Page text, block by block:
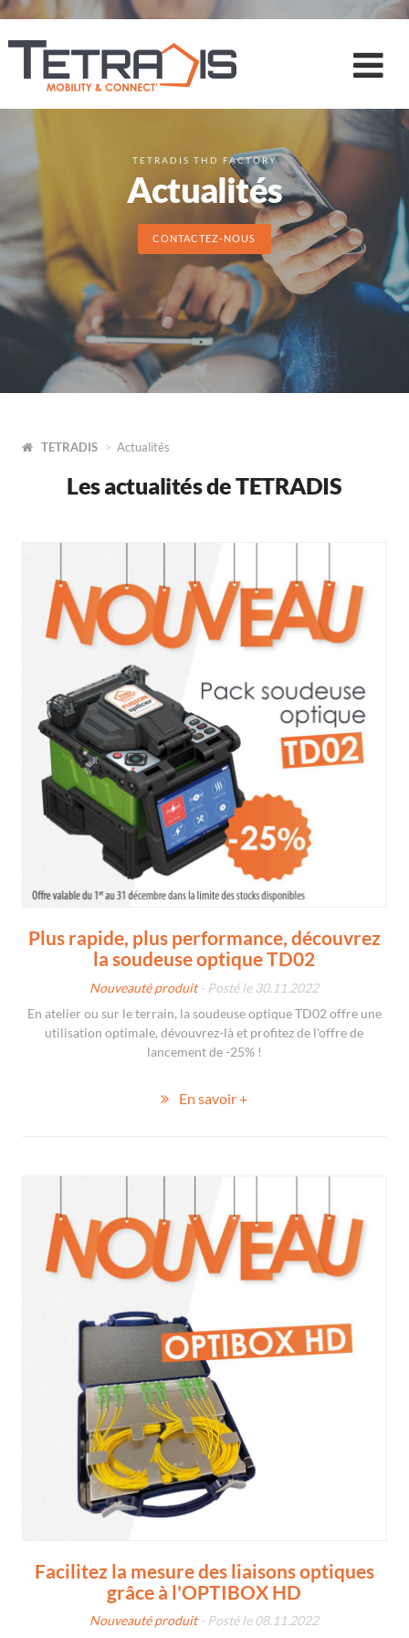
TETRADIS THD FACTORY
Actualités
CONTACTEZ-NOUS
TETRADIS Actualités
Les actualités de TETRADIS
Plus rapide, plus performance, découvrez
la soudeuse optique TD02
Nouveauté produit- Posté le 30.11.2022
En atelier ou sur le terrain, la soudeuse optique TD02 offre une
utilisation optimale, dévouvrez-là et profitez de l'offre de
lancement de -25% !
En savoir +
Facilitez la mesure des liaisons optiques
grâce à l'OPTIBOX HD
Nouveauté produit- Posté le 08.11.2022